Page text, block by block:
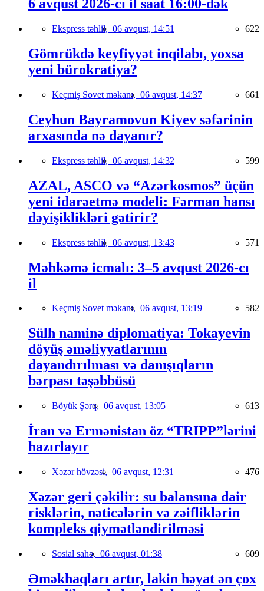
6 avqust 2026-cı il saat 16:00-dək
Ekspress təhlil, 06 avqust, 14:51 622
Gömrükdə keyfiyyət inqilabı, yoxsa
yeni bürokratiya?
Keçmiş Sovet məkanı, 06 avqust, 14:37 661
Ceyhun Bayramovun Kiyev səfərinin
arxasında nə dayanır?
Ekspress təhlil, 06 avqust, 14:32 599
AZAL, ASCO və “Azərkosmos” üçün
yeni idarəetmə modeli: Fərman hansı
dəyişiklikləri gətirir?
Ekspress təhlil, 06 avqust, 13:43 571
Məhkəmə icmalı: 3–5 avqust 2026-cı
il
Keçmiş Sovet məkanı, 06 avqust, 13:19 582
Sülh naminə diplomatiya: Tokayevin
döyüş əməliyyatlarının
dayandırılması və danışıqların
bərpası təşəbbüsü
Böyük Şərq, 06 avqust, 13:05 613
İran və Ermənistan öz “TRIPP”lərini
hazırlayır
Xəzər hövzəsi, 06 avqust, 12:31 476
Xəzər geri çəkilir: su balansına dair
risklərin, nəticələrin və zəifliklərin
kompleks qiymətləndirilməsi
Sosial sahə, 06 avqust, 01:38 609
Əməkhaqları artır, lakin həyat ən çox